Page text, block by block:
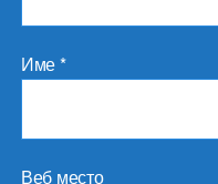
Име*
Веб место